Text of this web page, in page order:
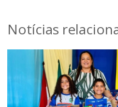
Notícias